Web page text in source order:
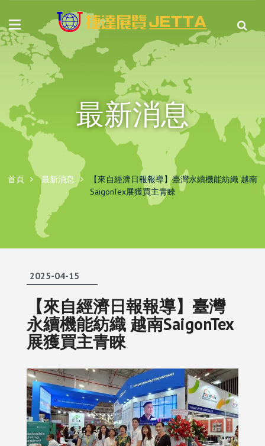
最新消息
首頁 最新消息
【來自經濟日報報導】臺灣永續機能紡織 越南
SaigonTex展獲買主青睞
2025-04-15
【來自經濟日報報導】臺灣
永續機能紡織 越南SaigonTex
展獲買主青睞